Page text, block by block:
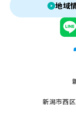
新潟市西
地域